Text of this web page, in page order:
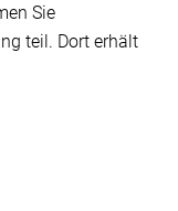
Sie
teil. Dort erhält